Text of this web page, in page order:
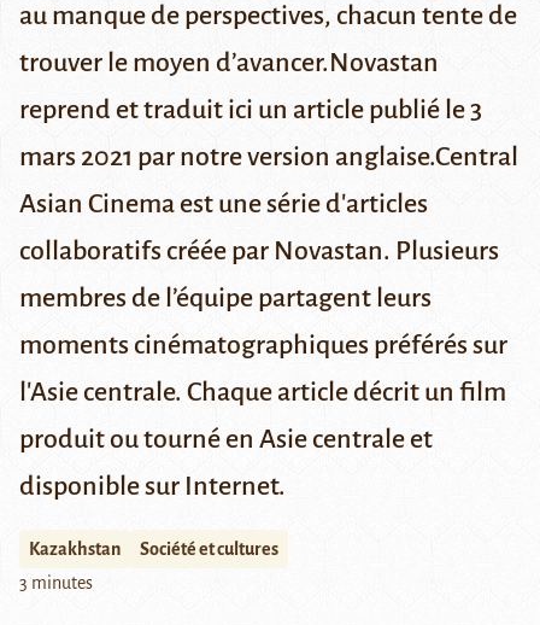
au manque de perspectives, chacun tente de
trouver le moyen d’avancer.Novastan
reprend et traduit ici un article publié le 3
mars 2021 par notre version anglaise.Central
Asian Cinema est une série d'articles
collaboratifs créée par Novastan. Plusieurs
membres de l’équipe partagent leurs
moments cinématographiques préférés sur
l'Asie centrale. Chaque article décrit un film
produit ou tourné en Asie centrale et
disponible sur Internet.
Kazakhstan
Société et cultures
3 minutes